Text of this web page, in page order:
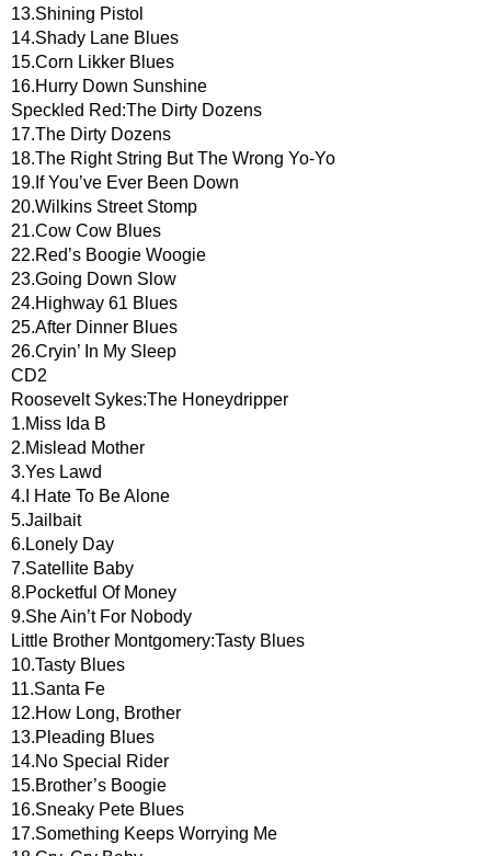
13.Shining Pistol
14.Shady Lane Blues
15.Corn Likker Blues
16.Hurry Down Sunshine
Speckled Red:The Dirty Dozens
17.The Dirty Dozens
18.The Right String But The Wrong Yo-Yo
19.If You’ve Ever Been Down
20.Wilkins Street Stomp
21.Cow Cow Blues
22.Red’s Boogie Woogie
23.Going Down Slow
24.Highway 61 Blues
25.After Dinner Blues
26.Cryin’ In My Sleep
CD2
Roosevelt Sykes:The Honeydripper
1.Miss Ida B
2.Mislead Mother
3.Yes Lawd
4.I Hate To Be Alone
5.Jailbait
6.Lonely Day
7.Satellite Baby
8.Pocketful Of Money
9.She Ain’t For Nobody
Little Brother Montgomery:Tasty Blues
10.Tasty Blues
11.Santa Fe
12.How Long, Brother
13.Pleading Blues
14.No Special Rider
15.Brother’s Boogie
16.Sneaky Pete Blues
17.Something Keeps Worrying Me